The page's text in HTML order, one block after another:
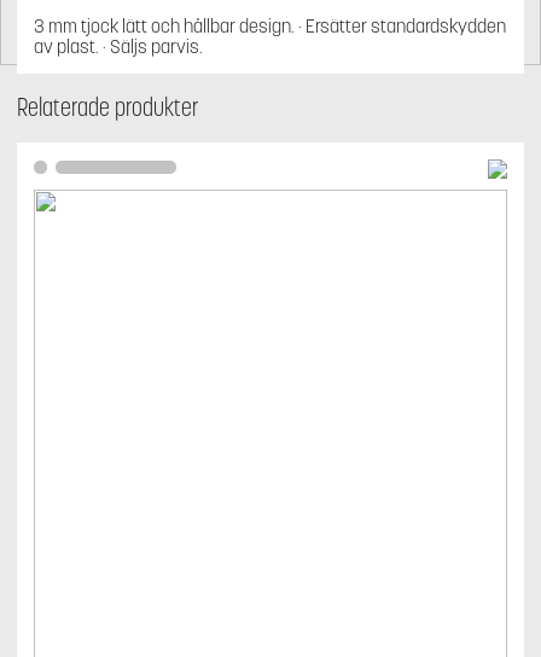
3 mm tjock lätt och hållbar design. · Ersätter standardskydden
av plast. · Säljs parvis.
Relaterade produkter